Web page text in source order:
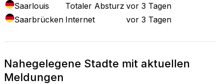
Saarlouis
Totaler Absturz vor 3 Tagen
Saarbrücken Internet vor 3 Tagen
Nahegelegene Stadte mit aktuellen
Meldungen